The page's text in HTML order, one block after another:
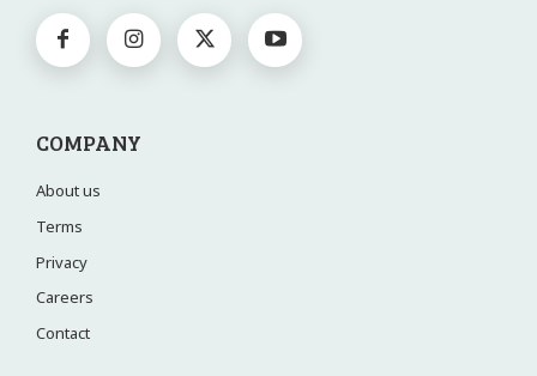
COMPANY
About us
Terms
Privacy
Careers
Contact